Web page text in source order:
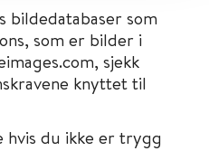
bildedatabaser som
som er bilder i
sjekk
knyttet til
hvis du ikke er trygg